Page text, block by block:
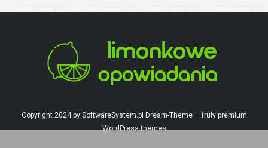
Copyright 2024 by SoftwareSystem.pl Dream-Theme — truly premium
WordPress themes